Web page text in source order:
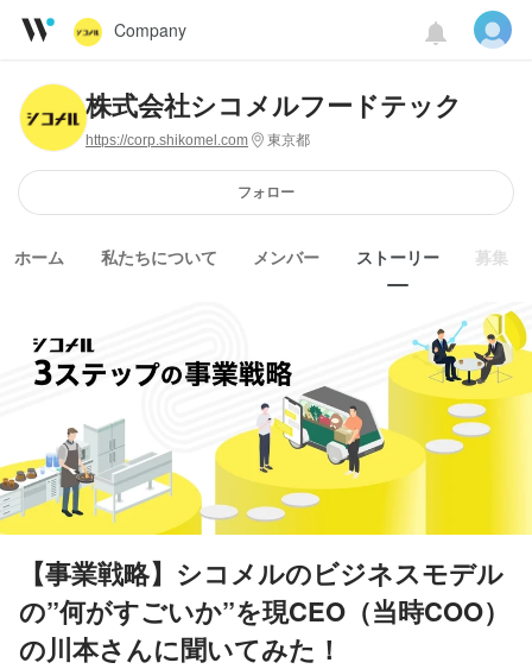
Company
株式会社シコメルフードテック
https://corp.shikomel.com 東京都
フォロー
ホーム 私たちについて メンバー ストーリー 募集
【事業戦略】シコメルのビジネスモデル
の”何がすごいか”を現CEO（当時COO）
の川本さんに聞いてみた！